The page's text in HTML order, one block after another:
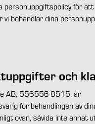
personuppgiftspolicy för att
vi behandlar dina
och
AB, 556556-8515, är
för behandlingen av
ovan, såvida inte annat